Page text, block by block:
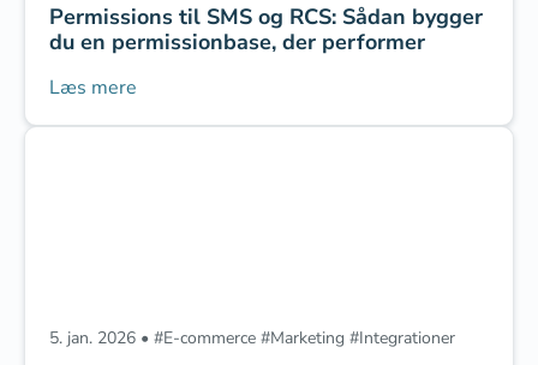
Permissions til SMS og RCS: Sådan bygger
du en permissionbase, der performer
Læs mere
5. jan. 2026 • #E-commerce #Marketing #Integrationer